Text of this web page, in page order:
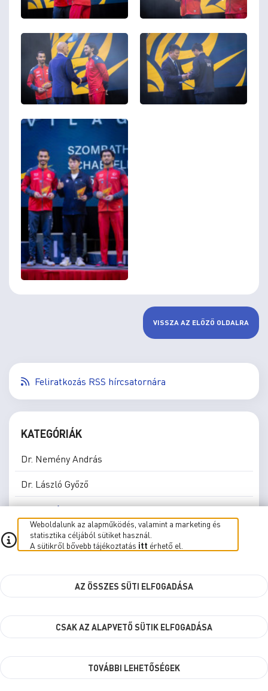
VISSZA AZ ELŐZŐ OLDALRA
Feliratkozás RSS hírcsatornára
KATEGÓRIÁK
Dr. Nemény András
Dr. László Győző
Dr. Horváth Attila
Horváth Soma
Kelemen Krisztián
Szuhai Viktor
Városháza
Weboldalunk az alapműködés, valamint a marketing és
statisztika céljából sütiket használ.
A sütikről bővebb tájékoztatás itt érhető el.
AZ ÖSSZES SÜTI ELFOGADÁSA
CSAK AZ ALAPVETŐ SÜTIK ELFOGADÁSA
TOVÁBBI LEHETŐSÉGEK